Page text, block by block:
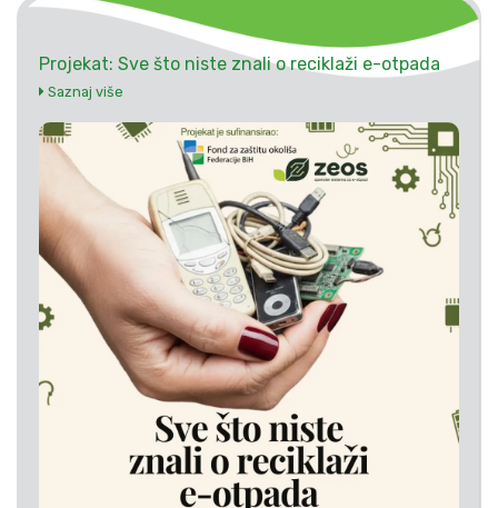
Projekat: Sve što niste znali o reciklaži e-otpada
Saznaj više